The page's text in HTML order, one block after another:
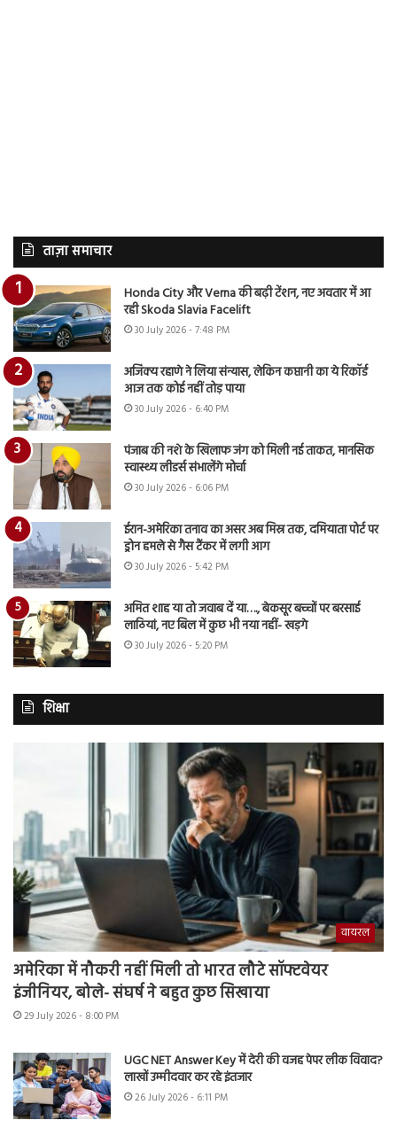
ताज़ा समाचार
Honda City और Verna की बढ़ी टेंशन, नए अवतार में आ
रही Skoda Slavia Facelift
30 July 2026 - 7:48 PM
अजिंक्य रहाणे ने लिया संन्यास, लेकिन कप्तानी का ये रिकॉर्ड
आज तक कोई नहीं तोड़ पाया
30 July 2026 - 6:40 PM
पंजाब की नशे के खिलाफ जंग को मिली नई ताकत, मानसिक
स्वास्थ्य लीडर्स संभालेंगे मोर्चा
30 July 2026 - 6:06 PM
ईरान-अमेरिका तनाव का असर अब मिस्र तक, दमियाता पोर्ट पर
ड्रोन हमले से गैस टैंकर में लगी आग
30 July 2026 - 5:42 PM
अमित शाह या तो जवाब दें या…., बेकसूर बच्चों पर बरसाई
लाठियां, नए बिल में कुछ भी नया नहीं- खड़गे
30 July 2026 - 5:20 PM
शिक्षा
वायरल
अमेरिका में नौकरी नहीं मिली तो भारत लौटे सॉफ्टवेयर
इंजीनियर, बोले- संघर्ष ने बहुत कुछ सिखाया
29 July 2026 - 8:00 PM
UGC NET Answer Key में देरी की वजह पेपर लीक विवाद?
लाखों उम्मीदवार कर रहे इंतजार
26 July 2026 - 6:11 PM